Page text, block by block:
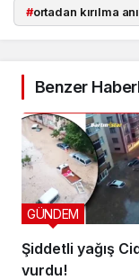
#ortadan kırılma anı
Benzer
Şiddetli yağış
vurdu!
GÜNDEM